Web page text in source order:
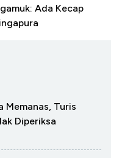
Ada Kecap
Memanas, Turis
Diperiksa